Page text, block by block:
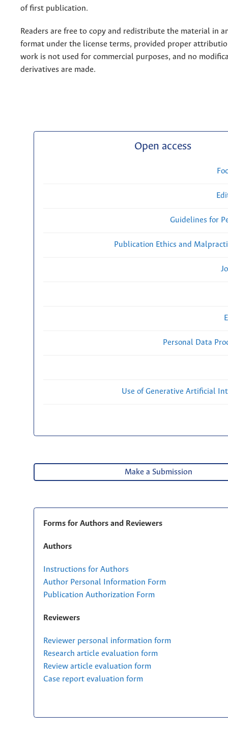
of first publication.
Readers are free to copy and redistribute the material in
format under the license terms, provided proper
work is not used for commercial purposes, and no
derivatives are made.
Open access
Guidelines for
Publication Ethics and
Personal Data
Use of Generative Artificial
Make a Submission
Forms for Authors and Reviewers
Authors
Instructions for Authors
Author Personal Information Form
Publication Authorization Form
Reviewers
Reviewer personal information form
Research article evaluation form
Review article evaluation form
Case report evaluation form